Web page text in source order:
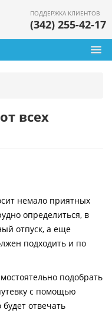
ПОДДЕРЖКА КЛИЕНТОВ
(342) 255-42-17
всех
немало приятных
определиться, в
отпуск, а еще
подходить и по
подобрать
с помощью
отвечать